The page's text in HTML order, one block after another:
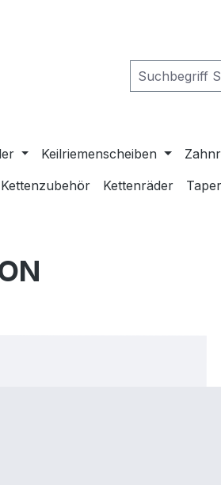
Keilriemenscheiben
Kettenzubehör Kettenräder